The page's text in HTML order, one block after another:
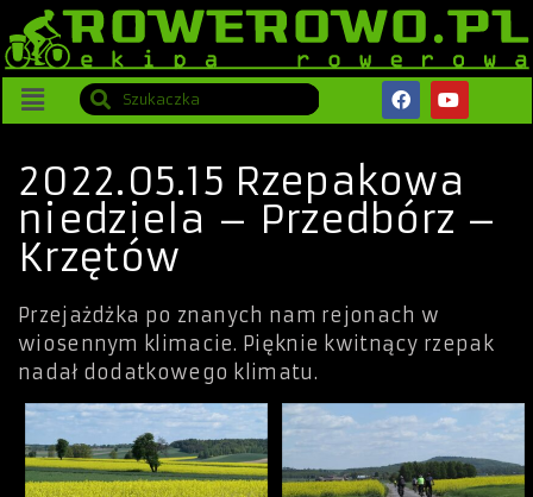
2022.05.15 Rzepakowa
niedziela – Przedbórz –
Krzętów
Przejażdżka po znanych nam rejonach w
wiosennym klimacie. Pięknie kwitnący rzepak
nadał dodatkowego klimatu.